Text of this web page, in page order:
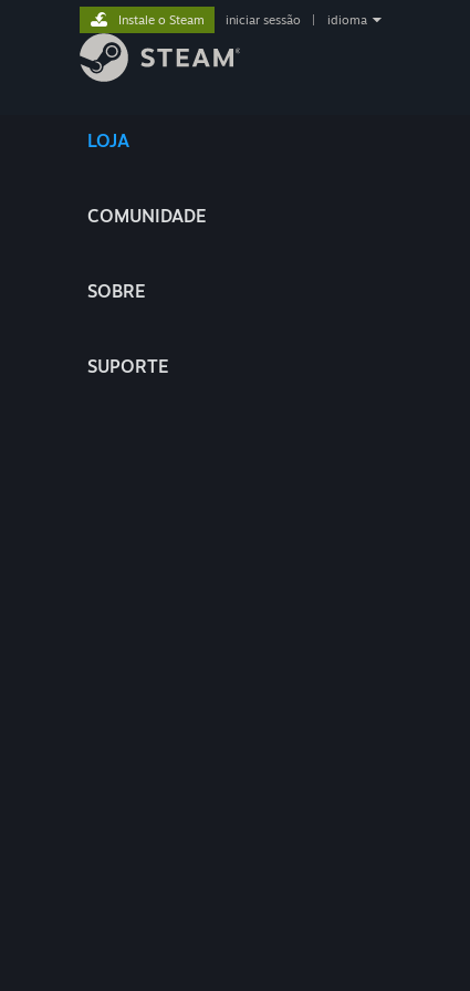
LOJA
COMUNIDADE
SOBRE
SUPORTE
Instale o Steam iniciar sessão idioma